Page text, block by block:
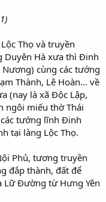
Thọ và truyền
Duyên Hà xưa thì Đinh
cùng các tướng
Thành, Lê Hoàn… về
(nay là xã Độc Lập,
ngôi miếu thờ Thái
tướng lĩnh Đinh
tại làng Lộc Thọ.
Phủ, tương truyền
đắp thành, đất để
Lữ Đường từ Hưng Yên